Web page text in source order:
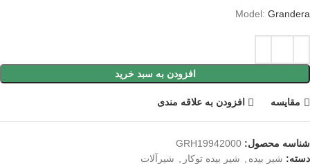
Model: Grandera
افزودن به سبد خرید
مقايسه افزودن به علاقه مندی
شناسه محصول: GRH19942000
دسته: شیر بیده شیر بیده توکار
شیرآلات